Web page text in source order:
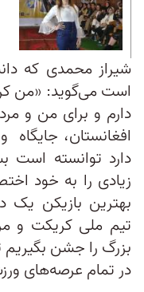
شیراز محمدی که
است می‌گوید: «من
دارم و برای من و
افغانستان، جایگاه
دارد توانسته است
زیادی را به خود
بهترین بازیکن یک
تیم ملی کریکت و
بزرگ را جشن بگیریم
در تمام عرصه‌های